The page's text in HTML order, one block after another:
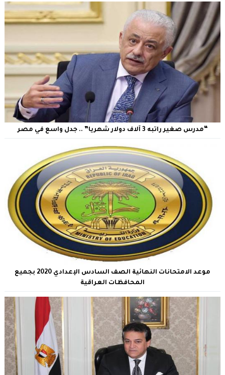
“مدرس صغير راتبه 3 آلاف دولار شهريا” .. جدل واسع في مصر
موعد الامتحانات النهائية الصف السادس الإعدادي 2020 بجميع
المحافظات العراقية